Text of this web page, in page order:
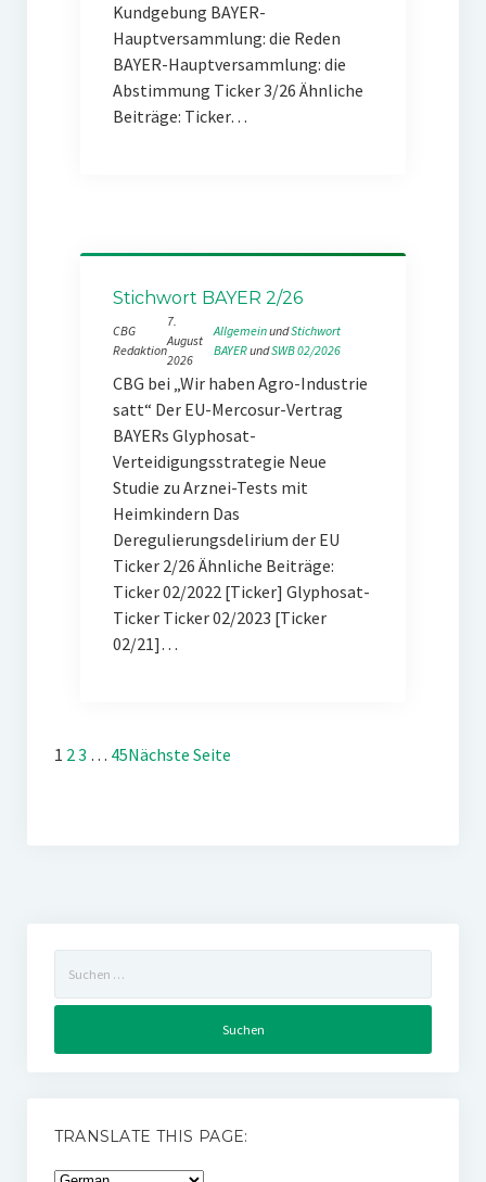
Kundgebung BAYER-
Hauptversammlung: die Reden
BAYER-Hauptversammlung: die
Abstimmung Ticker 3/26 Ähnliche
Beiträge: Ticker…
Stichwort BAYER 2/26
CBG
Redaktion
7.
August
2026
Allgemein und Stichwort
BAYER und SWB 02/2026
CBG bei „Wir haben Agro-Industrie
satt“ Der EU-Mercosur-Vertrag
BAYERs Glyphosat-
Verteidigungsstrategie Neue
Studie zu Arznei-Tests mit
Heimkindern Das
Deregulierungsdelirium der EU
Ticker 2/26 Ähnliche Beiträge:
Ticker 02/2022 [Ticker] Glyphosat-
Ticker Ticker 02/2023 [Ticker
02/21]…
1 23 … 45Nächste Seite
nach:
TRANSLATE THIS PAGE: